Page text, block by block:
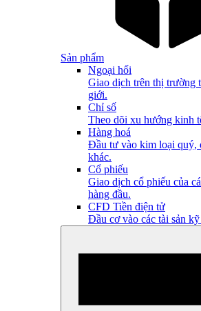
Sản phẩm
Ngoại hối
Giao dịch trên thị trường
giới.
Chỉ số
Theo dõi xu hướng kinh
Hàng hoá
Đầu tư vào kim loại quý,
khác.
Cổ phiếu
Giao dịch cổ phiếu của
hàng đầu.
CFD Tiền điện tử
Đầu cơ vào các tài sản